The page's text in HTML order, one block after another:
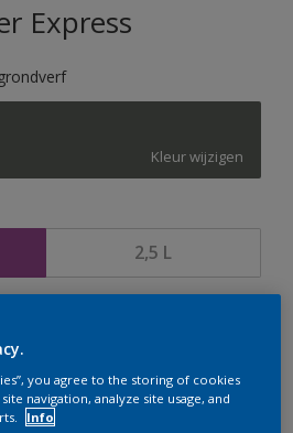
Express
Kleur wijzigen
2,5 L
you agree to the storing of cookies
navigation, analyze site usage, and
Info